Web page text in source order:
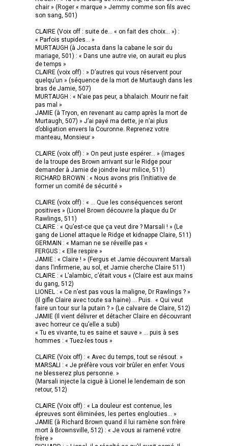
chair » (Roger « marque » Jemmy comme son fils avec
son sang, 501)
CLAIRE (Voix off : suite de… « on fait des choix… ») :
« Parfois stupides… »
MURTAUGH (à Jocasta dans la cabane le soir du
mariage, 501) : « Dans une autre vie, on aurait eu plus
de temps »
CLAIRE (voix off) : » D’autres qui vous réservent pour
quelqu’un » (séquence de la mort de Murtaugh dans les
bras de Jamie, 507)
MURTAUGH : « N’aie pas peur, a bhalaich. Mourir ne fait
pas mal »
JAMIE (à Tryon, en revenant au camp après la mort de
Murtaugh, 507) » J’ai payé ma dette, je n’ai plus
d’obligation envers la Couronne. Reprenez votre
manteau, Monsieur »
CLAIRE (voix off) : » On peut juste espérer… » (images
de la troupe des Brown arrivant sur le Ridge pour
demander à Jamie de joindre leur milice, 511)
RICHARD BROWN : « Nous avons pris l’initiative de
former un comité de sécurité »
CLAIRE (voix off) : « … Que les conséquences seront
positives » (Lionel Brown découvre la plaque du Dr
Rawlings, 511)
CLAIRE : « Qu’est-ce que ça veut dire ? Marsali ! » (Le
gang de Lionel attaque le Ridge et kidnappe Claire, 511)
GERMAIN : « Maman ne se réveille pas «
FERGUS : « Elle respire »
JAMIE : « Claire ! » (Fergus et Jamie découvrent Marsali
dans l’infirmerie, au sol, et Jamie cherche Claire 511)
CLAIRE : « L’alambic, c’était vous « (Claire est aux mains
du gang, 512)
LIONEL : « Ce n’est pas vous la maligne, Dr Rawlings ? »
(Il gifle Claire avec toute sa haine) … Puis. « Qui veut
faire un tour sur la putain ? » (Le calvaire de Claire, 512)
JAMIE (Il vient délivrer et détacher Claire en découvrant
avec horreur ce qu’elle a subi)
« Tu es vivante, tu es saine et sauve » … puis à ses
hommes : « Tuez-les tous »
CLAIRE (Voix off) : « Avec du temps, tout se résout. »
MARSALI : « Je préfère vous voir brûler en enfer. Vous
ne blesserez plus personne. »
(Marsali injecte la ciguë à Lionel le lendemain de son
retour, 512)
CLAIRE (Voix off) : « La douleur est contenue, les
épreuves sont éliminées, les pertes englouties… »
JAMIE (à Richard Brown quand il lui ramène son frère
mort à Brownsville, 512) : « Je vous ai ramené votre
frère »